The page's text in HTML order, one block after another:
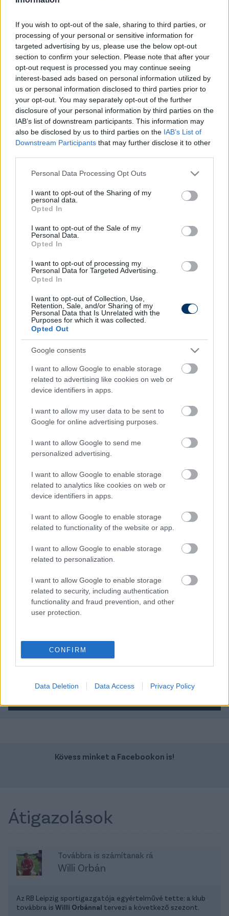
If you wish to opt-out of the sale, sharing to third parties, or
processing of your personal or sensitive information for
targeted advertising by us, please use the below opt-out
section to confirm your selection. Please note that after your
opt-out request is processed you may continue seeing
interest-based ads based on personal information utilized by
us or personal information disclosed to third parties prior to
your opt-out. You may separately opt-out of the further
disclosure of your personal information by third parties on the
IAB’s list of downstream participants. This information may
also be disclosed by us to third parties on the IAB’s List of
Downstream Participants that may further disclose it to other
Please note that this website/app uses one or more Google
not limited to your visit or usage behaviour. You may click to
grant or deny consent to Google and its third-party tags to
use your data for below specified purposes in below Google
consent section.
Personal Data Processing Opt Outs
I want to opt-out of the Sharing of my
personal data.
Opted In
I want to opt-out of the Sale of my
Personal Data.
Opted In
I want to opt-out of processing my
Personal Data for Targeted Advertising.
Opted In
I want to opt-out of Collection, Use,
Retention, Sale, and/or Sharing of my
Personal Data that Is Unrelated with the
Purposes for which it was collected.
Opted Out
Google consents
I want to allow Google to enable storage
related to advertising like cookies on web or
device identifiers in apps.
I want to allow my user data to be sent to
Google for online advertising purposes.
I want to allow Google to send me
personalized advertising.
I want to allow Google to enable storage
related to analytics like cookies on web or
device identifiers in apps.
I want to allow Google to enable storage
related to functionality of the website or app.
I want to allow Google to enable storage
related to personalization.
I want to allow Google to enable storage
related to security, including authentication
functionality and fraud prevention, and other
user protection.
CONFIRM
Data Deletion Data Access Privacy Policy
Információink szerint Waltner Róbert vezetésével
készülhet a csapat a másodosztályú idényre.
A 46 éves szakember legutóbb az NB I-es Paks
vezetőedzője volt, előtte dolgozott Zalaegerszegen,
Siófokon és Kaposváron is.
Olvastad már?
Debrecen: Váratlanul edzőkérdés lett
a csapatnál, Blagojevic máshonnan
kapott ajánlatot
A Csakfoci úgy tudja, hogy Srdjan Blagojevic iránt
valóban van érdeklődés, mindenesetre a Loki vele
kezdte meg a felkészülést az új szezonra.
Elolvasom
Itt állíthatod be, hogy a Csakfoci az elsők
között legyen a Google-találatokban
Email küldés
CÍMKÉK: #ÁTIGAZOLÁSOK #NB II
#SZENTLŐRINC
#WALTNER RÓBERT
Autópiac
Szín: Fekete (metál)
Üzemanyag: Benzin
Kövess minket a Facebookon is!
Átigazolások
Továbbra is számítanak rá
Willi Orbán
Az RB Leipzig sportigazgatója egyértelművé tette: a klub
továbbra is Willi Orbánnal tervezi a következő szezont.